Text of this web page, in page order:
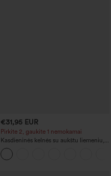
€31,95 EUR
Pirkite 2, gaukite 1 nemokamai
Kasdieninės kelnės su aukštu liemeniu,
raišteliu ir plačiomis kojomis, iš lininio
mišinio, su kišenėmis